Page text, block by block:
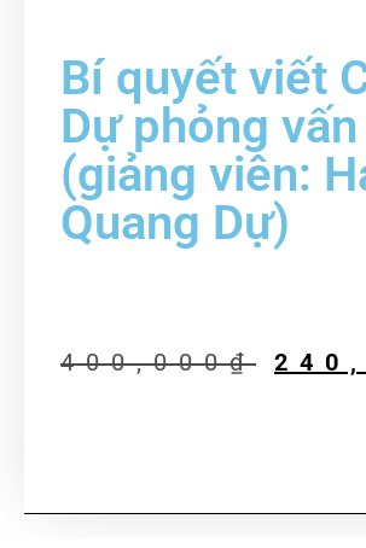
Bí quyết viết
Dự phỏng vấn
(giảng viên:
Quang Dự)
400,000₫